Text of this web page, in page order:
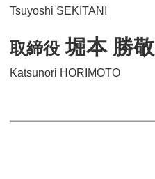
Tsuyoshi SEKITANI
取締役 堀本 勝敬
Katsunori HORIMOTO